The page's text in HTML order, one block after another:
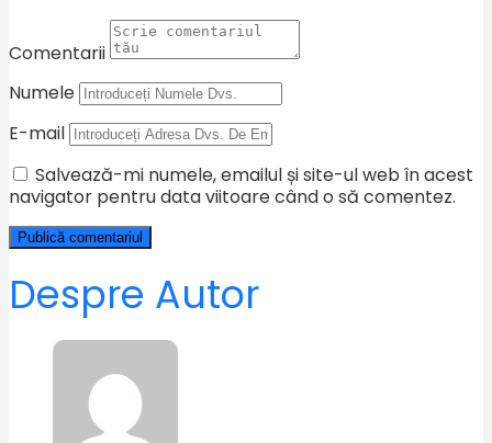
Comentarii
Numele
E-mail
Salvează-mi numele, emailul și site-ul web în acest
navigator pentru data viitoare când o să comentez.
Despre Autor